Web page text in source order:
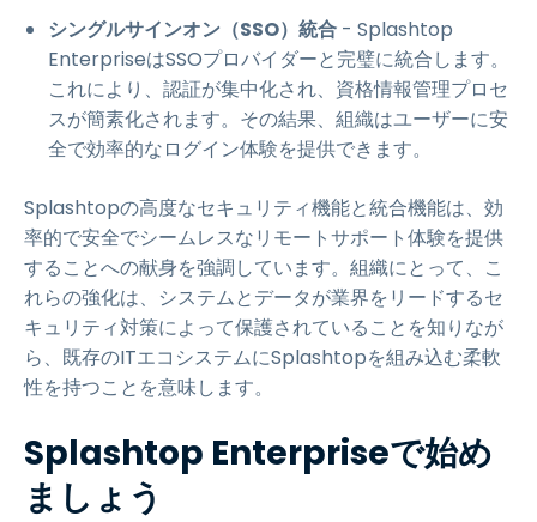
シングルサインオン（SSO）統合 - Splashtop
EnterpriseはSSOプロバイダーと完璧に統合します。
これにより、認証が集中化され、資格情報管理プロセ
スが簡素化されます。その結果、組織はユーザーに安
全で効率的なログイン体験を提供できます。
Splashtopの高度なセキュリティ機能と統合機能は、効
率的で安全でシームレスなリモートサポート体験を提供
することへの献身を強調しています。組織にとって、こ
れらの強化は、システムとデータが業界をリードするセ
キュリティ対策によって保護されていることを知りなが
ら、既存のITエコシステムにSplashtopを組み込む柔軟
性を持つことを意味します。
Splashtop Enterpriseで始め
ましょう